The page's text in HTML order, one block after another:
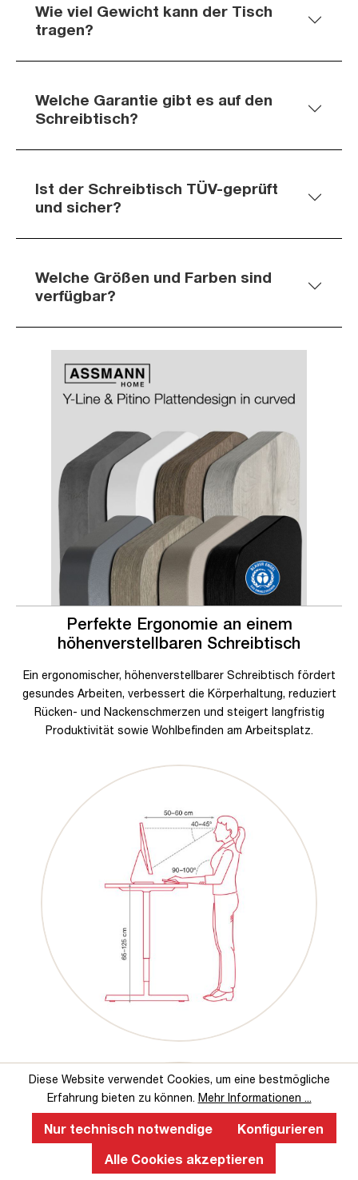
Wie viel Gewicht kann der Tisch
tragen?
Welche Garantie gibt es auf den
Schreibtisch?
Ist der Schreibtisch TÜV-geprüft
und sicher?
Welche Größen und Farben sind
verfügbar?
Perfekte Ergonomie an einem
höhenverstellbaren Schreibtisch
Ein ergonomischer, höhenverstellbarer Schreibtisch fördert
gesundes Arbeiten, verbessert die Körperhaltung, reduziert
Rücken- und Nackenschmerzen und steigert langfristig
Produktivität sowie Wohlbefinden am Arbeitsplatz.
Diese Website verwendet Cookies, um eine bestmögliche
Erfahrung bieten zu können. Mehr Informationen ...
Nur technisch notwendige
Konfigurieren
Alle Cookies akzeptieren